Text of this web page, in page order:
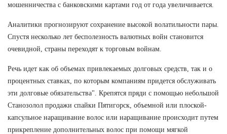
мошенничества с банковскими картами год от года увеличивается.
Аналитики прогнозируют сохранение высокой волатильности пары.
Спустя несколько лет бесполезность валютных войн становится
очевидной, страны переходят к торговым войнам.
Речь идет как об объемах привлекаемых долговых средств, так и о
процентных ставках, по которым компаниям придется обслуживать
эти долговые обязательства". Крепятся пряди с помощью небольшой
Станозолол продажи спайки Пятигорск, объемной или плоской-
капсульное наращивание волос или наращивание происходит путем
прикрепление дополнительных волос при помощи мягкой